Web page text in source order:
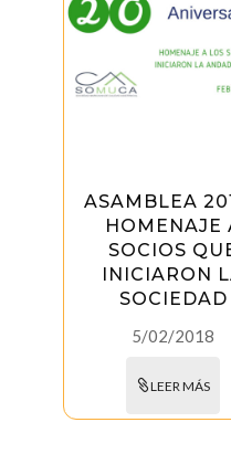
ASAMBLEA
HOMENAJE
SOCIOS
INICIARON
SOCIEDAD
5/02/2018
LEER MÁS